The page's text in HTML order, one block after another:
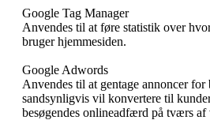
Google Tag Manager
Anvendes til at føre statistik over
bruger hjemmesiden.
Google Adwords
Anvendes til at gentage annoncer for
sandsynligvis vil konvertere til
besøgendes onlineadfærd på tværs af